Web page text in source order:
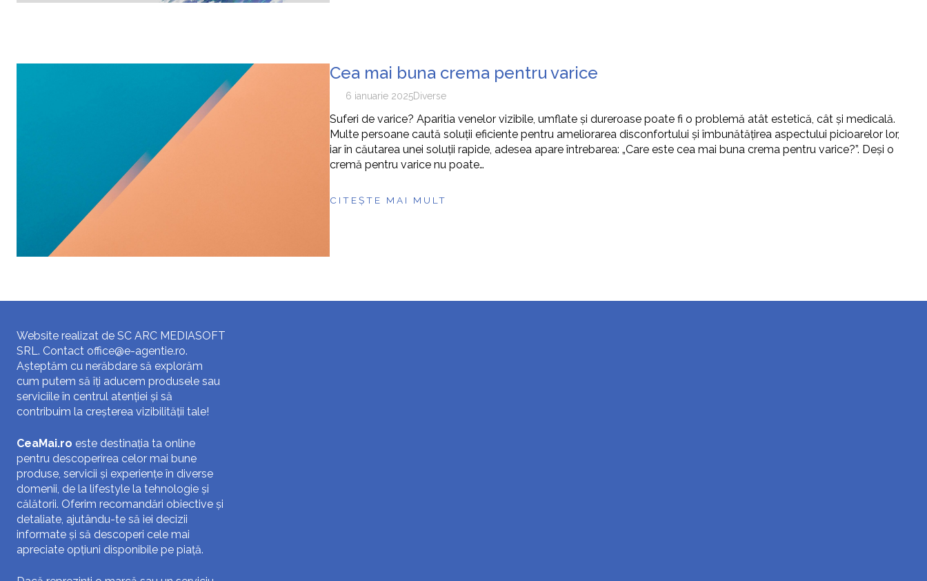
Cea mai buna crema pentru varice
6 ianuarie 2025Diverse
Suferi de varice? Aparitia venelor vizibile, umflate și dureroase poate fi o problemă atât estetică, cât și medicală.
Multe persoane caută soluții eficiente pentru ameliorarea disconfortului și îmbunătățirea aspectului picioarelor lor,
iar în căutarea unei soluții rapide, adesea apare întrebarea: „Care este cea mai buna crema pentru varice?”. Deși o
cremă pentru varice nu poate…
CITEȘTE MAI MULT
Website realizat de SC ARC MEDIASOFT
SRL. Contact office@e-agentie.ro.
Așteptăm cu nerăbdare să explorăm
cum putem să îți aducem produsele sau
serviciile în centrul atenției și să
contribuim la creșterea vizibilității tale!
CeaMai.ro este destinația ta online
pentru descoperirea celor mai bune
produse, servicii și experiențe în diverse
domenii, de la lifestyle la tehnologie și
călătorii. Oferim recomandări obiective și
detaliate, ajutându-te să iei decizii
informate și să descoperi cele mai
apreciate opțiuni disponibile pe piață.